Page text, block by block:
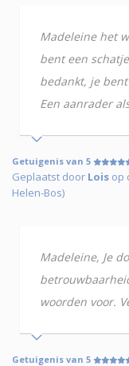
Madeleine het
bent een
bedankt, je
Een aanrader
Getuigenis van 5
Geplaatst door Lois op
Helen-Bos)
Madeleine, Je
woorden voor.
Getuigenis van 5